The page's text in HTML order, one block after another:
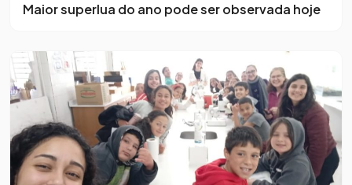
Maior superlua do ano pode ser observada hoje